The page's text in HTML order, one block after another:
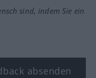
sind, indem Sie ein
absenden